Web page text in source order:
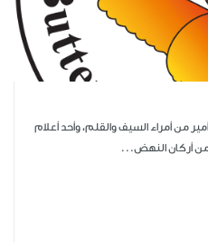
من أمراء السيف والقلم، وأحد أعلام
من أركان النهض...